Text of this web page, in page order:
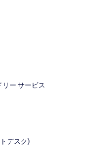
ー サービス
デスク)